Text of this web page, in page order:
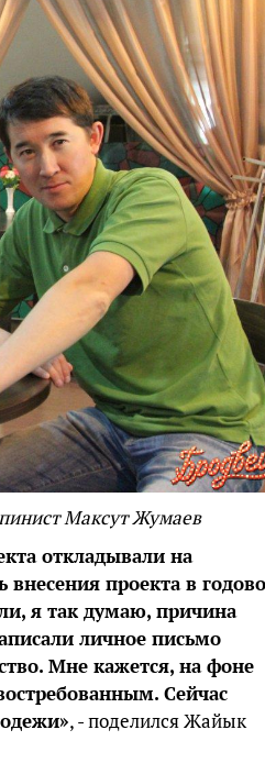
Максут Жумаев
откладывали на
проекта в
я так думаю, причина
личное письмо
Мне кажется, на фоне
Сейчас
, - поделился Жайык